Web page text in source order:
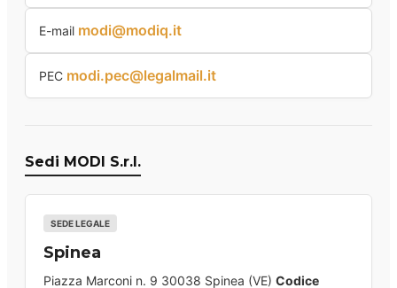
E-mail modi@modiq.it
PEC modi.pec@legalmail.it
Sedi MODI S.r.l.
SEDE LEGALE
Spinea
Piazza Marconi n. 9 30038 Spinea (VE) Codice